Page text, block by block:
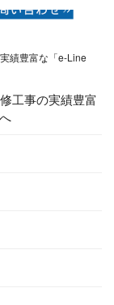
工事の実績豊富